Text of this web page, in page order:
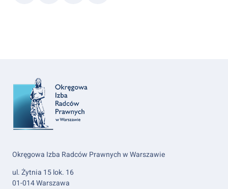
Okręgowa Izba Radców Prawnych w Warszawie
ul. Żytnia 15 lok. 16
01-014 Warszawa